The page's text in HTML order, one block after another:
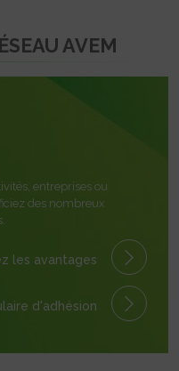
AVEM
entreprises ou
des nombreux
les avantages
d'adhésion